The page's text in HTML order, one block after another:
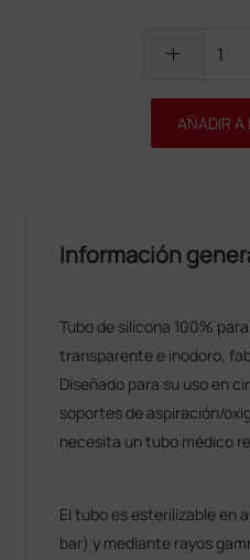
add
AÑADIR A
Información
Tubo de silicona 100%
transparente e inodoro,
Diseñado para su uso en
soportes de aspiración/
necesita un tubo médico
El tubo es esterilizable en
bar) y mediante rayos